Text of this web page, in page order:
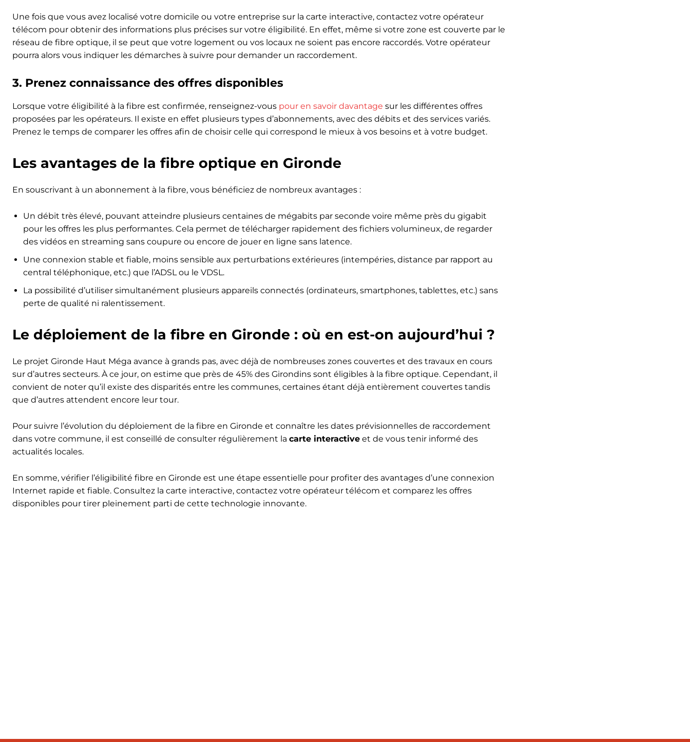
Une fois que vous avez localisé votre domicile ou votre entreprise sur la carte interactive, contactez votre opérateur
télécom pour obtenir des informations plus précises sur votre éligibilité. En effet, même si votre zone est couverte par le
réseau de fibre optique, il se peut que votre logement ou vos locaux ne soient pas encore raccordés. Votre opérateur
pourra alors vous indiquer les démarches à suivre pour demander un raccordement.
3. Prenez connaissance des offres disponibles
Lorsque votre éligibilité à la fibre est confirmée, renseignez-vous pour en savoir davantage sur les différentes offres
proposées par les opérateurs. Il existe en effet plusieurs types d’abonnements, avec des débits et des services variés.
Prenez le temps de comparer les offres afin de choisir celle qui correspond le mieux à vos besoins et à votre budget.
Les avantages de la fibre optique en Gironde
En souscrivant à un abonnement à la fibre, vous bénéficiez de nombreux avantages :
Un débit très élevé, pouvant atteindre plusieurs centaines de mégabits par seconde voire même près du gigabit
pour les offres les plus performantes. Cela permet de télécharger rapidement des fichiers volumineux, de regarder
des vidéos en streaming sans coupure ou encore de jouer en ligne sans latence.
Une connexion stable et fiable, moins sensible aux perturbations extérieures (intempéries, distance par rapport au
central téléphonique, etc.) que l’ADSL ou le VDSL.
La possibilité d’utiliser simultanément plusieurs appareils connectés (ordinateurs, smartphones, tablettes, etc.) sans
perte de qualité ni ralentissement.
Le déploiement de la fibre en Gironde : où en est-on aujourd’hui ?
Le projet Gironde Haut Méga avance à grands pas, avec déjà de nombreuses zones couvertes et des travaux en cours
sur d’autres secteurs. À ce jour, on estime que près de 45% des Girondins sont éligibles à la fibre optique. Cependant, il
convient de noter qu’il existe des disparités entre les communes, certaines étant déjà entièrement couvertes tandis
que d’autres attendent encore leur tour.
Pour suivre l’évolution du déploiement de la fibre en Gironde et connaître les dates prévisionnelles de raccordement
dans votre commune, il est conseillé de consulter régulièrement la carte interactive et de vous tenir informé des
actualités locales.
En somme, vérifier l’éligibilité fibre en Gironde est une étape essentielle pour profiter des avantages d’une connexion
Internet rapide et fiable. Consultez la carte interactive, contactez votre opérateur télécom et comparez les offres
disponibles pour tirer pleinement parti de cette technologie innovante.